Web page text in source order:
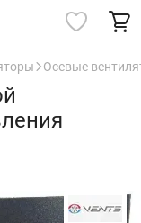
Осевые